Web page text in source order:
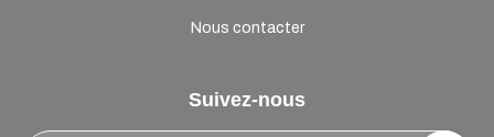
Nous contacter
Suivez-nous